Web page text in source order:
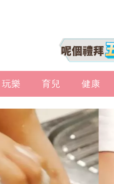
玩樂 育兒 健康